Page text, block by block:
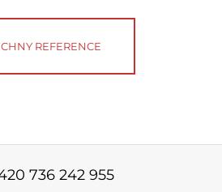
REFERENCE
736 242 955